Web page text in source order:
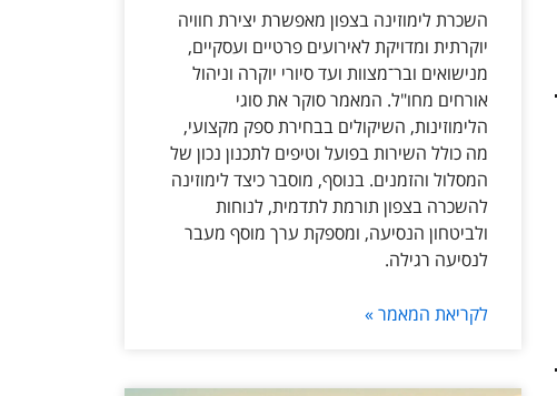
השכרת לימוזינה בצפון מאפשרת יצירת חוויה
יוקרתית ומדויקת לאירועים פרטיים ועסקיים,
מנישואים ובר־מצוות ועד סיורי יוקרה וניהול
אורחים מחו"ל. המאמר סוקר את סוגי
הלימוזינות, השיקולים בבחירת ספק מקצועי,
מה כולל השירות בפועל וטיפים לתכנון נכון של
המסלול והזמנים. בנוסף, מוסבר כיצד לימוזינה
להשכרה בצפון תורמת לתדמית, לנוחות
ולביטחון הנסיעה, ומספקת ערך מוסף מעבר
לנסיעה רגילה.
לקריאת המאמר »